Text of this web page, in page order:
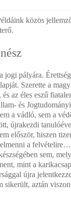
közös
jogi pályára.
Szerette a
az éles eszű
és
a vádló, sem a
újrakezdi
először, hiszen
a
sem,
mint a
újra
aztán